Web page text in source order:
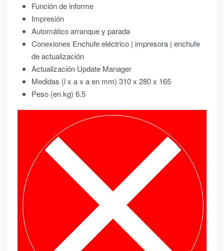
Función de informe
Impresión
Automático arranque y parada
Conexiones Enchufe eléctrico | impresora | enchufe
de actualización
Actualización Update Manager
Medidas (l x a x a en mm) 310 x 280 x 165
Peso (en kg) 6.5